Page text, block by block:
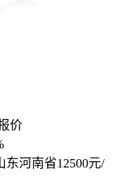
价
河南省12500元/